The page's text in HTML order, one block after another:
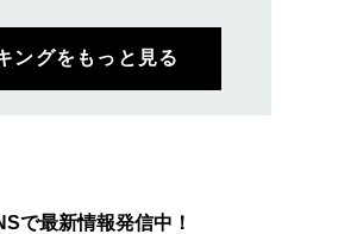
ングをもっと見る
で最新情報発信中！